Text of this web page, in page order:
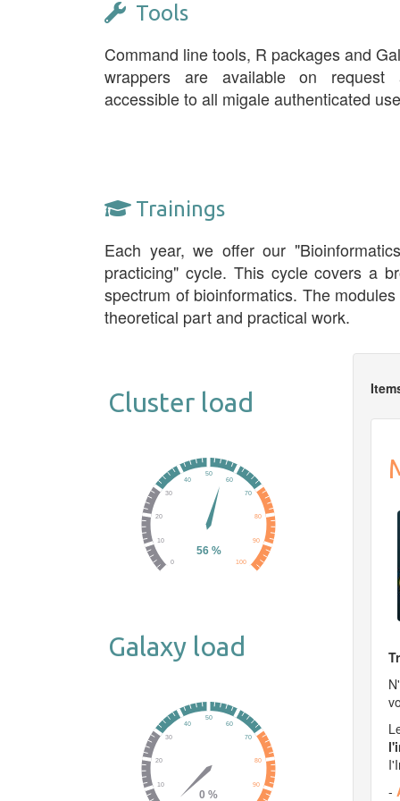
Tools
Command line tools, R packages and
wrappers are available on request
accessible to all migale authenticated
Trainings
Each year, we offer our
practicing" cycle. This cycle covers a
spectrum of bioinformatics. The
theoretical part and practical work.
Cluster load
Galaxy load
-